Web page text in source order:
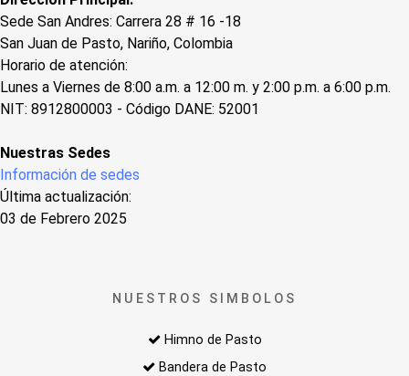
Sede San Andres: Carrera 28 # 16 -18
San Juan de Pasto, Nariño, Colombia
Horario de atención:
Lunes a Viernes de 8:00 a.m. a 12:00 m. y 2:00 p.m. a 6:00 p.m.
NIT: 8912800003 - Código DANE: 52001
Nuestras Sedes
Información de sedes
Última actualización:
03 de Febrero 2025
NUESTROS SIMBOLOS
Himno de Pasto
Bandera de Pasto